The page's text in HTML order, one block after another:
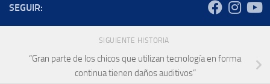
SEGUIR:
SIGUIENTE HISTORIA
“Gran parte de los chicos que utilizan tecnología en forma
continua tienen daños auditivos”